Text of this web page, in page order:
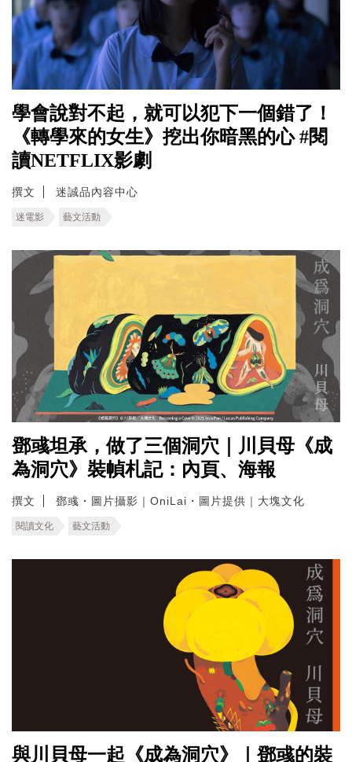
學會說對不起，就可以犯下一個錯了！
《轉學來的女生》挖出你暗黑的心 #閱
讀NETFLIX影劇
撰文 迷誠品內容中心
迷電影 藝文活動
鄧彧坦承，做了三個洞穴｜川貝母《成
為洞穴》裝幀札記：內頁、海報
撰文 鄧彧・圖片攝影｜OniLai・圖片提供｜大塊文化
閱讀文化 藝文活動
與川貝母一起《成為洞穴》｜鄧彧的裝